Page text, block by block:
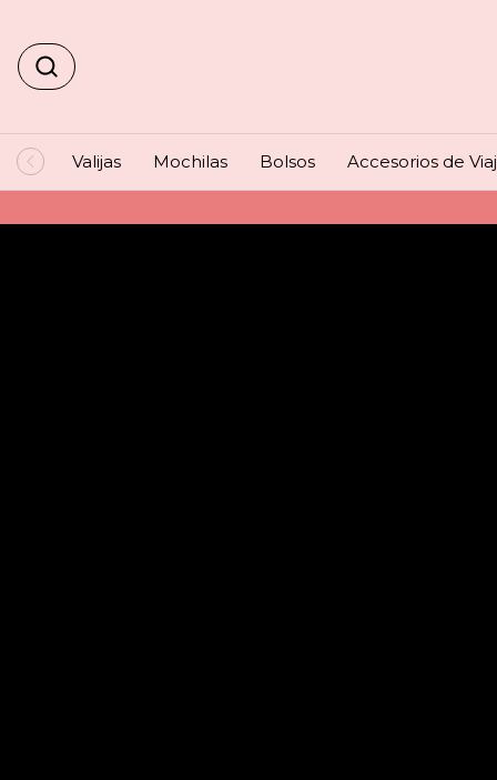
Valijas Mochilas Bolsos Accesorios de